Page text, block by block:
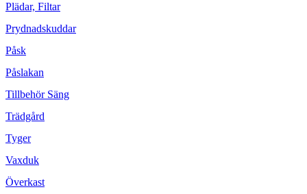
Plädar, Filtar
Prydnadskuddar
Påsk
Påslakan
Tillbehör Säng
Trädgård
Tyger
Vaxduk
Överkast